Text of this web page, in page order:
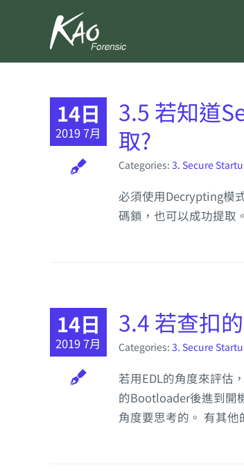
14日
2019 7月
3.5 若知道
取?
Categories: 3. Secure
必須使用Decrypting模
碼鎖，也可以成功提取。
14日
2019 7月
3.4 若查扣
Categories: 3. Secure
若用EDL的角度來評估
的Bootloader後進到開
角度要思考的。 有其